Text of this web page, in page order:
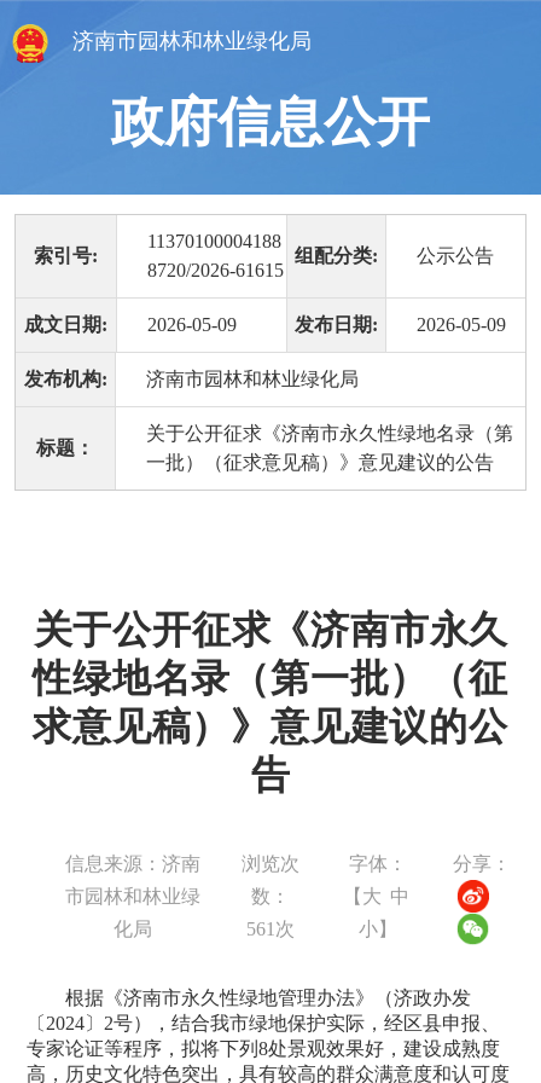
济南市园林和林业绿化局
政府信息公开
索引号:
11370100004188
8720/2026-61615
组配分类: 公示公告
成文日期: 2026-05-09 发布日期: 2026-05-09
发布机构: 济南市园林和林业绿化局
标题：
关于公开征求《济南市永久性绿地名录（第
一批）（征求意见稿）》意见建议的公告
关于公开征求《济南市永久
性绿地名录（第一批）（征
求意见稿）》意见建议的公
告
信息来源：济南
市园林和林业绿
化局
浏览次
数：
561 次
字体：
【 大 中
小】
分享：
根据《济南市永久性绿地管理办法》（济政办发
〔2024〕2号），结合我市绿地保护实际，经区县申报、
专家论证等程序，拟将下列8处景观效果好，建设成熟度
高，历史文化特色突出，具有较高的群众满意度和认可度